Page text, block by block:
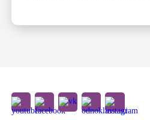
прививочной кампании.